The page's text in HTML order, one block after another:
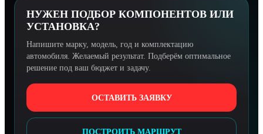
НУЖЕН ПОДБОР КОМПОНЕНТОВ ИЛИ
УСТАНОВКА?
Напишите марку, модель, год и комплектацию
автомобиля. Желаемый результат. Подберём оптимальное
решение под ваш бюджет и задачу.
ОСТАВИТЬ ЗАЯВКУ
ПОСТРОИТЬ МАРШРУТ